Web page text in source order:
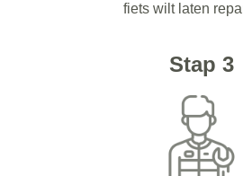
fiets wilt laten
Stap 3